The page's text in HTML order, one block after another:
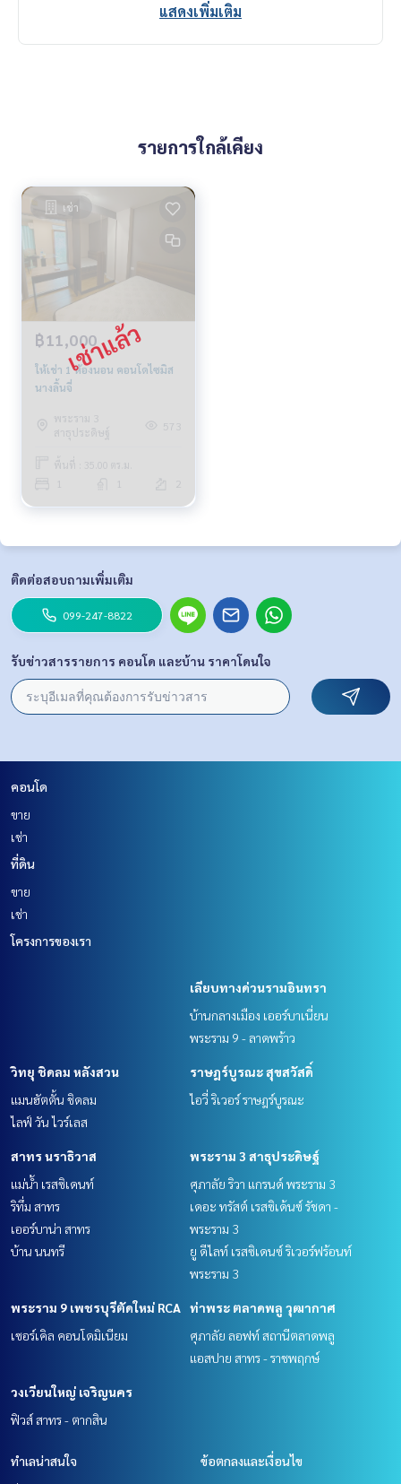
แสดงเพิ่มเติม
รายการใกล้เคียง
เช่า
฿11,000
ให้เช่า 1 ห้องนอน คอนโดไซมิส
นางลิ้นจี่
พระราม 3
สาธุประดิษฐ์
573
พื้นที่ : 35.00 ตร.ม.
ติดต่อสอบถามเพิ่มเติม
099-247-8822
รับข่าวสารรายการ คอนโด และบ้าน ราคาโดนใจ
คอนโด
ขาย
เช่า
ที่ดิน
ขาย
เช่า
โครงการของเรา
เลียบทางด่วนรามอินทรา
บ้านกลางเมือง เออร์บาเนี่ยน
พระราม 9 - ลาดพร้าว
วิทยุ ชิดลม หลังสวน
แมนฮัตตั้น ชิดลม
ไลฟ์ วัน ไวร์เลส
ราษฎร์บูรณะ สุขสวัสดิ์
ไอวี่ ริเวอร์ ราษฎร์บูรณะ
สาทร นราธิวาส
แม่น้ำ เรสซิเดนท์
ริทึ่ม สาทร
เออร์บาน่า สาทร
บ้าน นนทรี
พระราม 3 สาธุประดิษฐ์
ศุภาลัย ริวา แกรนด์ พระราม 3
เดอะ ทรัสต์ เรสซิเด้นซ์ รัชดา -
พระราม 3
ยู ดีไลท์ เรสซิเดนซ์ ริเวอร์ฟร้อนท์
พระราม 3
พระราม 9 เพชรบุรีตัดใหม่ RCA
เซอร์เคิล คอนโดมิเนียม
ท่าพระ ตลาดพลู วุฒากาศ
ศุภาลัย ลอฟท์ สถานีตลาดพลู
แอสปาย สาทร - ราชพฤกษ์
วงเวียนใหญ่ เจริญนคร
ฟิวส์ สาทร - ตากสิน
ทำเลน่าสนใจ
ข้อตกลงและเงื่อนไข